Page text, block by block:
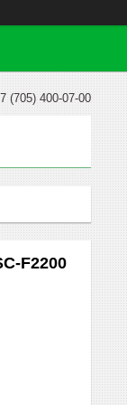
(705) 400-07-00
F2200